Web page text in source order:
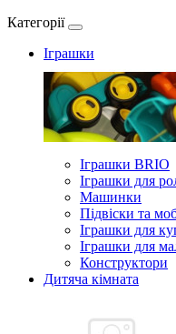
Категорії
Іграшки
Іграшки BRIO
Іграшки для
Машинки
Підвіски та
Іграшки для
Іграшки для
Конструктори
Дитяча кімната